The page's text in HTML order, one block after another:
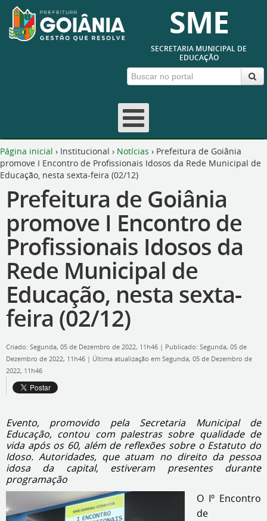
SME
SECRETARIA MUNICIPAL DE
EDUCAÇÃO
Página inicial › Institucional › Notícias › Prefeitura de Goiânia
promove I Encontro de Profissionais Idosos da Rede Municipal de
Educação, nesta sexta-feira (02/12)
Prefeitura de Goiânia
promove I Encontro de
Profissionais Idosos da
Rede Municipal de
Educação, nesta sexta-
feira (02/12)
Criado: Segunda, 05 de Dezembro de 2022, 11h46 | Publicado: Segunda, 05 de
Dezembro de 2022, 11h46 | Última atualização em Segunda, 05 de Dezembro de
2022, 11h46
Evento, promovido pela Secretaria Municipal de
Educação, contou com palestras sobre qualidade de
vida após os 60, além de reflexões sobre o Estatuto do
Idoso. Autoridades, que atuam no direito da pessoa
idosa da capital, estiveram presentes durante
programação
O Iº Encontro
de